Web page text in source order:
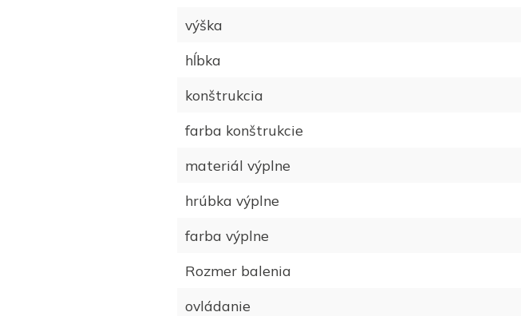
výška
hĺbka
konštrukcia
farba konštrukcie
materiál výplne
hrúbka výplne
farba výplne
Rozmer balenia
ovládanie